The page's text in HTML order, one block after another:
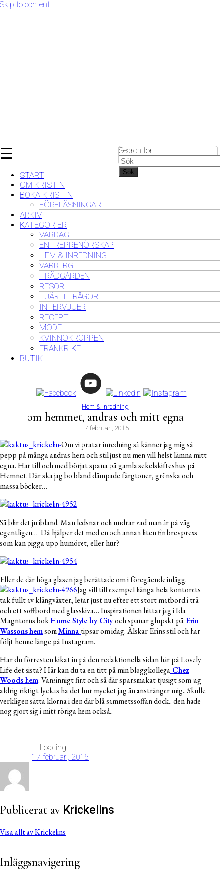
Skip to content
☰
START
OM KRISTIN
BOKA KRISTIN
FÖRELÄSNINGAR
ARKIV
KATEGORIER
VARDAG
ENTREPRENÖRSKAP
HEM & INREDNING
VARBERG
TRÄDGÅRDEN
RESOR
HJÄRTEFRÅGOR
INTERVJUER
RECEPT
MODE
KVINNOKROPPEN
FRANKRIKE
BUTIK
Search for:
Sök
Hem & Inredning
om hemmet, andras och mitt egna
17 februari, 2015
Om vi pratar inredning så känner jag mig så
pepp på många andras hem och stil just nu men vill helst lämna mitt
egna. Har till och med börjat spana på gamla sekelskifteshus på
Hemnet. Där ska jag bo bland dämpade färgtoner, grönska och
massa böcker…
Så blir det ju ibland. Man ledsnar och undrar vad man är på väg
egentligen… Då hjälper det med en och annan liten fin brevpress
som kan pigga upp humöret, eller hur?
Eller de där höga glasen jag berättade om i föregående inlägg.
Jag vill till exempel hänga hela kontorets
tak fullt av klängväxter, letar just nu efter ett stort matbord i trä
och ett soffbord med glasskiva… Inspirationen hittar jag i Ida
Magntorns bokHome Style by Cityoch spanar glupskt påErin
Wassons hemsomMinna tipsar om idag. Älskar Erins stil och har
följt henne länge på Instagram.
Har du förresten kikat in på den redaktionella sidan här på Lovely
Life det sista? Här kan du ta en titt på min bloggkollega Chez
Woods hem. Vansinnigt fint och så där sparsmakat tjusigt som jag
aldrig riktigt lyckas ha det hur mycket jag än anstränger mig.. Skulle
verkligen sätta klorna i den där blå sammetssoffan dock.. den hade
nog gjort sig i mitt röriga hem också..
Loading...
17 februari, 2015
Publicerat av Krickelins
Visa allt av Krickelins
Inläggsnavigering